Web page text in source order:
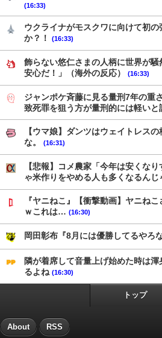
(16:33)
ウクライナがモスクワに向けて初
か？！
(16:33)
飾らない悠仁さまの人柄に世界が
安心だ！」（海外の反応）
(16:33)
ジャンポケ斉藤に見る量刑7年の重
致死罪を狙う方が量刑的には軽いと
【ウマ娘】ダンツはウェイトレス
な。
(16:31)
【悲報】コメ農家「今年は安くな
ゃ米作りをやめる人も多くなるんじ
『ヤニねこ』【衝撃動画】ヤニね
ｗこれは… (16:30)
岡田彰布『8月には優勝してるやろ
隣が着席して音量上げ始めた時は
るよね (16:30)
トップ
About RSS